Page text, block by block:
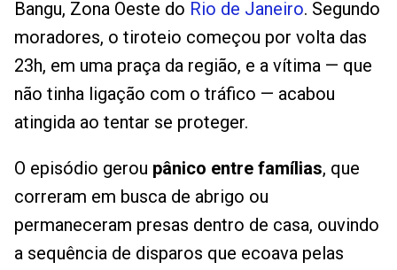
Bangu, Zona Oeste do Rio de Janeiro. Segundo
moradores, o tiroteio começou por volta das
23h, em uma praça da região, e a vítima — que
não tinha ligação com o tráfico — acabou
atingida ao tentar se proteger.
O episódio gerou pânico entre famílias, que
correram em busca de abrigo ou
permaneceram presas dentro de casa, ouvindo
a sequência de disparos que ecoava pelas